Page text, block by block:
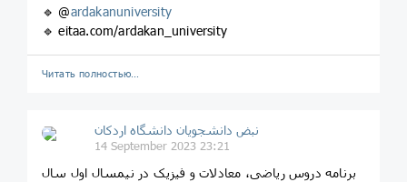
🔹 @ardakanuniversity
🔹 eitaa.com/ardakan_university
Читать полностью…
نبض دانشجویان دانشگاه اردکان
14 September 2023 23:21
برنامه دروس ریاضی، معادلات و فیزیک در نیمسال اول سال